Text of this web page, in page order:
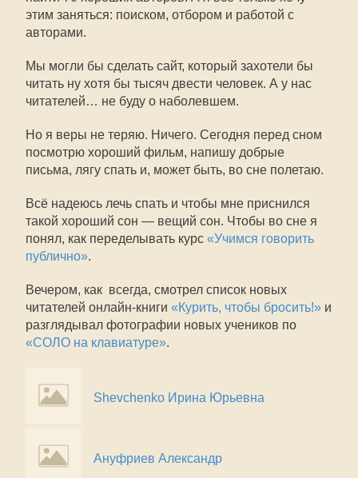
этим заняться: поиском, отбором и работой с
авторами.
Мы могли бы сделать сайт, который захотели бы
читать ну хотя бы тысяч двести человек. А у нас
читателей… не буду о наболевшем.
Но я веры не теряю. Ничего. Сегодня перед сном
посмотрю хороший фильм, напишу добрые
письма, лягу спать и, может быть, во сне полетаю.
Всё надеюсь лечь спать и чтобы мне приснился
такой хороший сон — вещий сон. Чтобы во сне я
понял, как переделывать курс «Учимся говорить
публично».
Вечером, как всегда, смотрел список новых
читателей онлайн-книги «Курить, чтобы бросить!» и
разглядывал фотографии новых учеников по
«СОЛО на клавиатуре».
Shevchenko Ирина Юрьевна
Ануфриев Александр